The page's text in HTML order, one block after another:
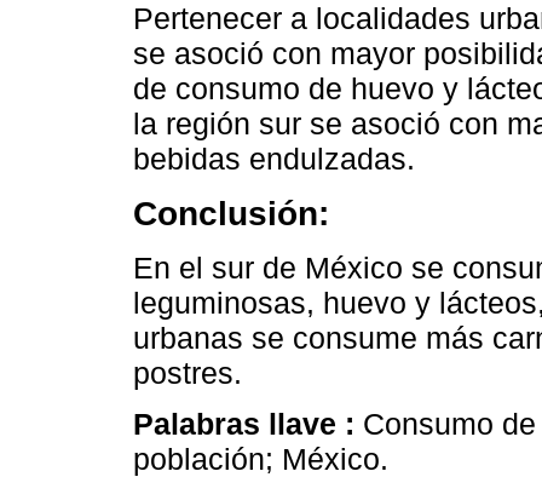
Pertenecer a localidades
se asoció con mayor
de consumo de huevo y
la región sur se asoció con
bebidas endulzadas.
Conclusión:
En el sur de México se
leguminosas, huevo y
urbanas se consume más
postres.
Palabras llave : Consumo
población; México.